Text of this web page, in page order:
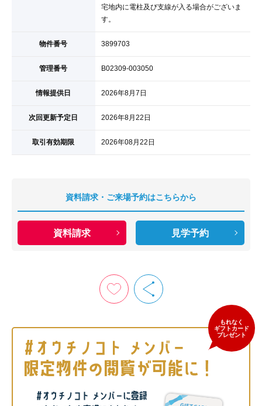
宅地内に電柱及び支線が入る場合がございま
す。
物件番号 3899703
管理番号 B02309-003050
情報提供日 2026年8月7日
次回更新予定日 2026年8月22日
取引有効期限 2026年08月22日
資料請求・ご来場予約はこちらから
資料請求 見学予約
もれなく
ギフトカード
プレゼント